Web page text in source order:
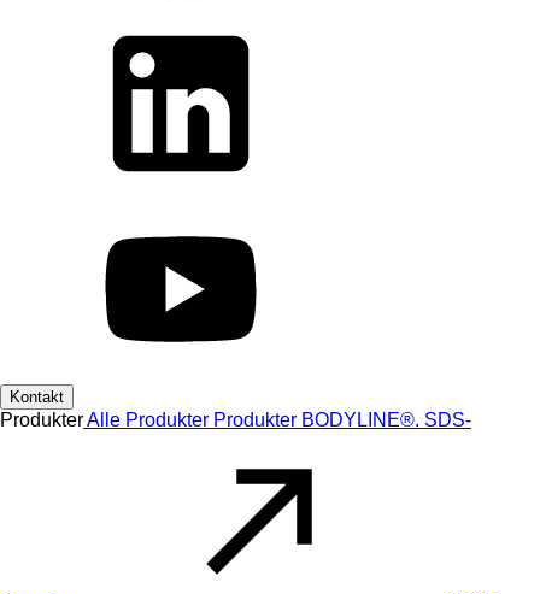
Kontakt
ProdukterAlle Produkter Produkter BODYLINE®. SDS-